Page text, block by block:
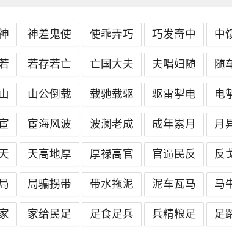
神差鬼使 使乖弄巧 巧发奇中 中
若存若亡 亡国大夫 夫唱妇随 随
山公倒载 载驰载驱 驱雷掣电 电
宦海风波 波澜老成 成年累月 月
天高地厚 厚禄高官 官逼民反 反
局骗拐带 带水拖泥 泥车瓦马 马
家给民足 足食足兵 兵精粮足 足